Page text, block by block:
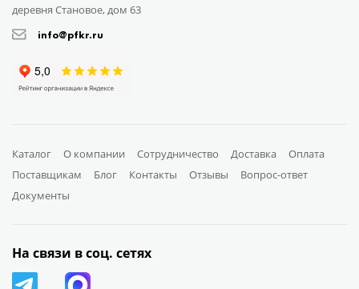
деревня Становое, дом 63
info@pfkr.ru
Каталог О компании Сотрудничество Доставка
Оплата
Поставщикам
Блог Контакты Отзывы
Вопрос-ответ
Документы
На связи в соц. сетях